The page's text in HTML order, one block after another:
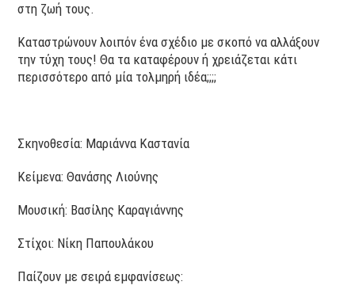
στη ζωή τους.
Καταστρώνουν λοιπόν ένα σχέδιο με σκοπό να αλλάξουν
την τύχη τους! Θα τα καταφέρουν ή χρειάζεται κάτι
περισσότερο από μία τολμηρή ιδέα;;;;
Σκηνοθεσία: Μαριάννα Καστανία
Κείμενα: Θανάσης Λιούνης
Μουσική: Βασίλης Καραγιάννης
Στίχοι: Νίκη Παπουλάκου
Παίζουν με σειρά εμφανίσεως: